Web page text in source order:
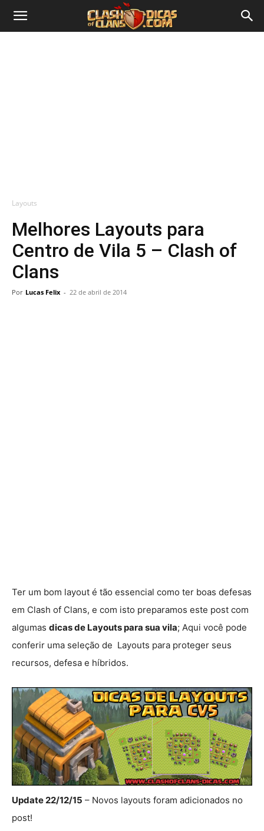
Layouts
Melhores Layouts para
Centro de Vila 5 – Clash of
Clans
Por Lucas Felix - 22 de abril de 2014
Ter um bom layout é tão essencial como ter boas defesas
em Clash of Clans, e com isto preparamos este post com
algumas dicas de Layouts para sua vila; Aqui você pode
conferir uma seleção de Layouts para proteger seus
recursos, defesa e híbridos.
Update 22/12/15 – Novos layouts foram adicionados no
post!